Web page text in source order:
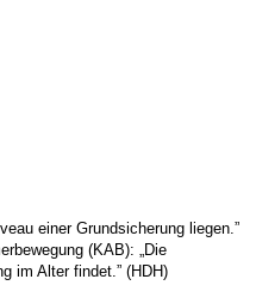
einer Grundsicherung liegen.”
(KAB): „Die
im Alter findet.” (HDH)